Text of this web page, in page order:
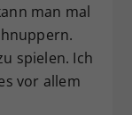
man mal
spielen. Ich
vor allem